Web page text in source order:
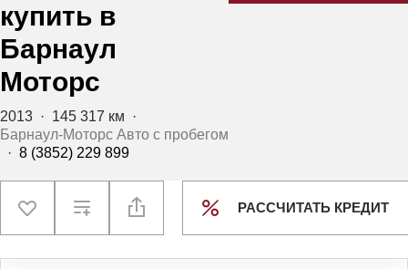
купить в
Барнаул
Моторс
2013 · 145 317 км ·
Барнаул-Моторс Авто с пробегом
· 8 (3852) 229 899
РАССЧИТАТЬ КРЕДИТ